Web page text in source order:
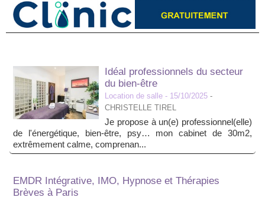
Idéal professionnels du secteur
du bien-être
Location de salle - 15/10/2025 -
CHRISTELLE TIREL
Je propose à un(e) professionnel(elle)
de l'énergétique, bien-être, psy… mon cabinet de 30m2,
extrêmement calme, comprenan...
EMDR Intégrative, IMO, Hypnose et Thérapies
Brèves à Paris